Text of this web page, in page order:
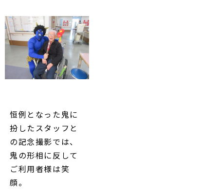
恒例となった鬼に
扮したスタッフと
の記念撮影では、
鬼の形相に反して
ご利用者様は笑
顔。